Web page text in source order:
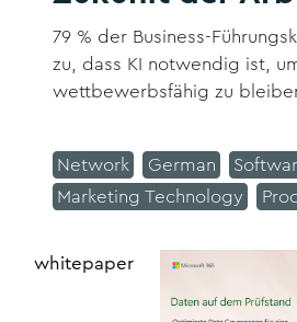
79 % der Business-
zu, dass KI notwendig ist,
wettbewerbsfähig zu
starke Produktivitätslösung
sie Prozesse neu gestalten
Network German
Marketing Technology
whitepaper